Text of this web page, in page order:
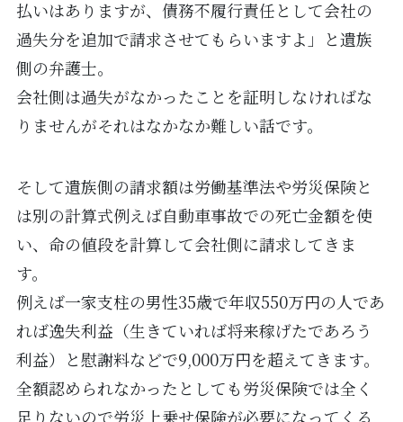
払いはありますが、債務不履行責任として会社の
過失分を追加で請求させてもらいますよ」と遺族
側の弁護士。
会社側は過失がなかったことを証明しなければな
りませんがそれはなかなか難しい話です。
そして遺族側の請求額は労働基準法や労災保険と
は別の計算式例えば自動車事故での死亡金額を使
い、命の値段を計算して会社側に請求してきま
す。
例えば一家支柱の男性35歳で年収550万円の人であ
れば逸失利益（生きていれば将来稼げたであろう
利益）と慰謝料などで9,000万円を超えてきます。
全額認められなかったとしても労災保険では全く
足りないので労災上乗せ保険が必要になってくる